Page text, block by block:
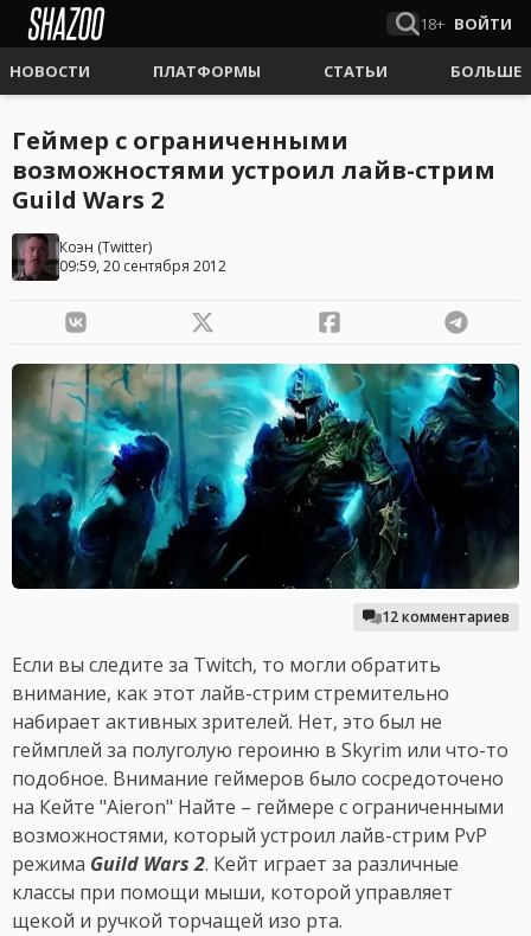
18+ ВОЙТИ
НОВОСТИ ПЛАТФОРМЫ СТАТЬИ БОЛЬШЕ
Геймер с ограниченными
возможностями устроил лайв-стрим
Guild Wars 2
Коэн (Twitter)
09:59, 20 сентября 2012
12 комментариев
Если вы следите за Twitch, то могли обратить
внимание, как этот лайв-стрим стремительно
набирает активных зрителей. Нет, это был не
геймплей за полуголую героиню в Skyrim или что-то
подобное. Внимание геймеров было сосредоточено
на Кейте "Aieron" Найте – геймере с ограниченными
возможностями, который устроил лайв-стрим PvP
режима Guild Wars 2. Кейт играет за различные
классы при помощи мыши, которой управляет
щекой и ручкой торчащей изо рта.